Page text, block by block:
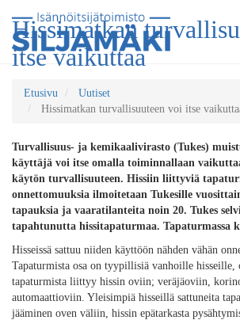
Hissimatkan
itse vaikuttaa
Etusivu
Uutiset
Hissimatkan turvallisuuteen voi itse
Turvallisuus- ja kemikaalivirasto (Tukes)
käyttäjä voi itse omalla toiminnallaan
käytön turvallisuuteen. Hissiin liittyviä
onnettomuuksia ilmoitetaan Tukesille
tapauksia ja vaaratilanteita noin 20. Tukes
tapahtunutta hissitapaturmaa. Tapaturmassa
Hisseissä sattuu niiden käyttöön nähden vähän
Tapaturmista osa on tyypillisiä vanhoille hisseille,
tapaturmista liittyy hissin oviin; veräjäoviin,
automaattioviin. Yleisimpiä hisseillä sattuneita
jääminen oven väliin, hissin epätarkasta